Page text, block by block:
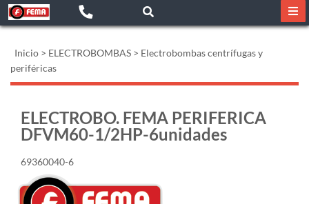
Inicio > ELECTROBOMBAS > Electrobombas centrífugas y
periféricas
ELECTROBO. FEMA PERIFERICA
DFVM60-1/2HP-6unidades
69360040-6